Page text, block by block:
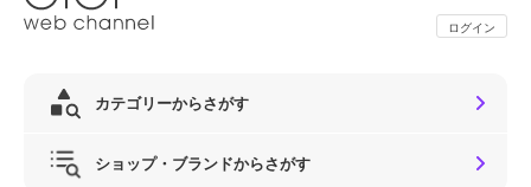
ログイン
カテゴリーからさがす
ショップ・ブランドからさがす